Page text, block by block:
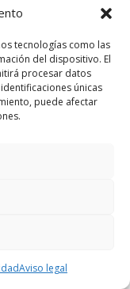
tecnologías como las
del dispositivo. El
procesar datos
únicas
puede afectar
Aviso legal